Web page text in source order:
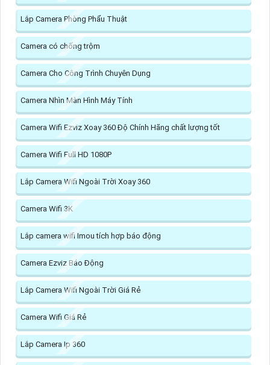
Lắp Camera Phòng Phẩu Thuật
Camera có chống trộm
Camera Cho Công Trình Chuyên Dụng
Camera Nhìn Màn Hình Máy Tính
Camera Wifi Ezviz Xoay 360 Độ Chính Hãng chất lượng tốt
Camera Wifi Full HD 1080P
Lắp Camera Wifi Ngoài Trời Xoay 360
Camera Wifi 3K
Lắp camera wifi Imou tích hợp báo động
Camera Ezviz Báo Động
Lắp Camera Wifi Ngoài Trời Giá Rẻ
Camera Wifi Giá Rẻ
Lắp Camera Ip 360